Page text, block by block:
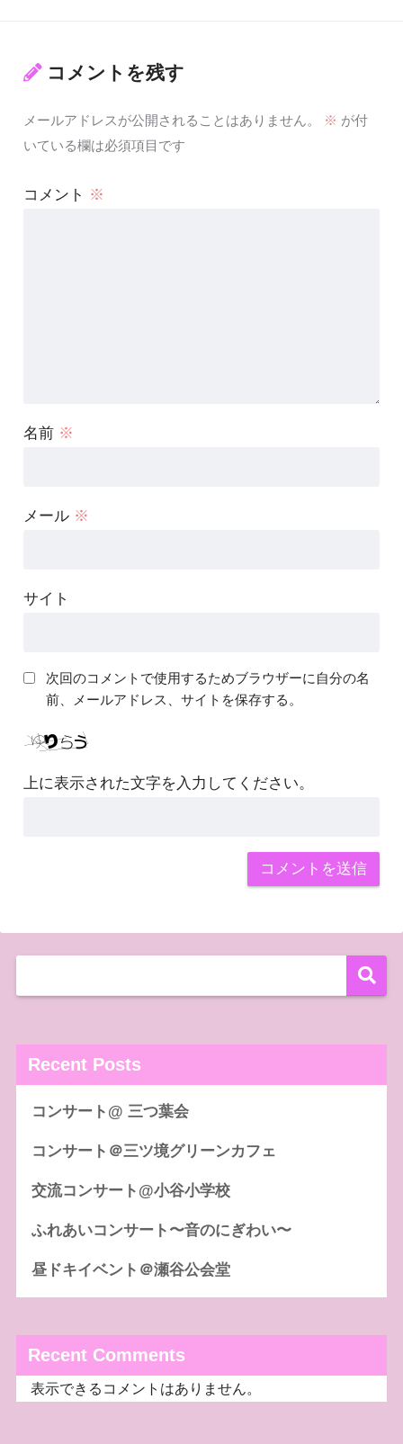
コメントを残す
メールアドレスが公開されることはありません。 ※ が付
いている欄は必須項目です
コメント ※
名前 ※
メール ※
サイト
次回のコメントで使用するためブラウザーに自分の名
前、メールアドレス、サイトを保存する。
上に表示された文字を入力してください。
Recent Posts
コンサート@ 三つ葉会
コンサート＠三ツ境グリーンカフェ
交流コンサート@小谷小学校
ふれあいコンサート〜音のにぎわい〜
昼ドキイベント＠瀬谷公会堂
Recent Comments
表示できるコメントはありません。